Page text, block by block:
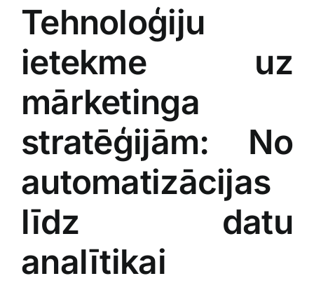
Tehnoloģiju
ietekme uz
mārketinga
stratēģijām: No
automatizācijas​
līdz datu‍
analītikai